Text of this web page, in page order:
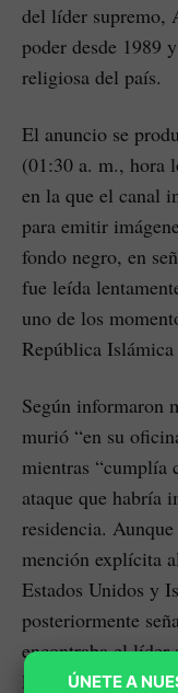
del líder supremo,
poder desde 1989
religiosa del país.
El anuncio se
(01:30 a. m., hora
en la que el canal
para emitir
fondo negro, en
fue leída
uno de los
República
Según informaron
murió “en su
mientras “cumplía
ataque que habría
residencia.
mención explícita
Estados Unidos y
posteriormente
encontraba el líder
la ofensiva.
ÚNETE A